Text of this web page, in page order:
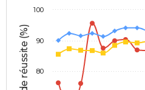
80
90
100